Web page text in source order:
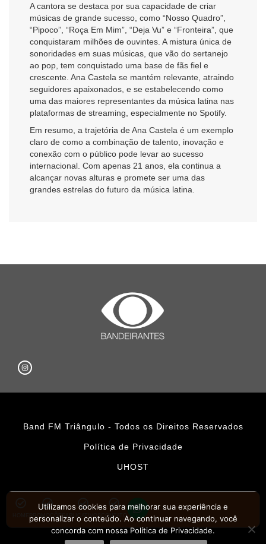
A cantora se destaca por sua capacidade de criar
músicas de grande sucesso, como “Nosso Quadro”,
“Pipoco”, “Roça Em Mim”, “Deja Vu” e “Fronteira”, que
conquistaram milhões de ouvintes. A mistura única de
sonoridades em suas músicas, que vão do sertanejo
ao pop, tem conquistado uma base de fãs fiel e
crescente. Ana Castela se mantém relevante, atraindo
seguidores apaixonados, e se estabelecendo como
uma das maiores representantes da música latina nas
plataformas de streaming, especialmente no Spotify.
Em resumo, a trajetória de Ana Castela é um exemplo
claro de como a combinação de talento, inovação e
conexão com o público pode levar ao sucesso
internacional. Com apenas 21 anos, ela continua a
alcançar novas alturas e promete ser uma das
grandes estrelas do futuro da música latina.
Band FM Triângulo - Todos os Direitos Reservados
Política de Privacidade
UHOST
PROMOÇÕESAPLICATIVOS CONTATO
Utilizamos cookies para melhorar sua experiência e
personalizar o conteúdo. Ao continuar navegando, você
concorda com nossa Política de Privacidade.